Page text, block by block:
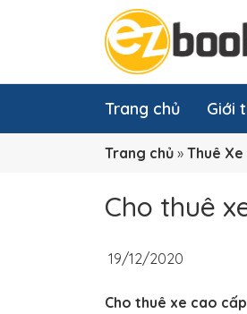
Trang chủ Giới
Trang chủ » Thuê Xe
Cho thuê
19/12/2020
Cho thuê xe cao